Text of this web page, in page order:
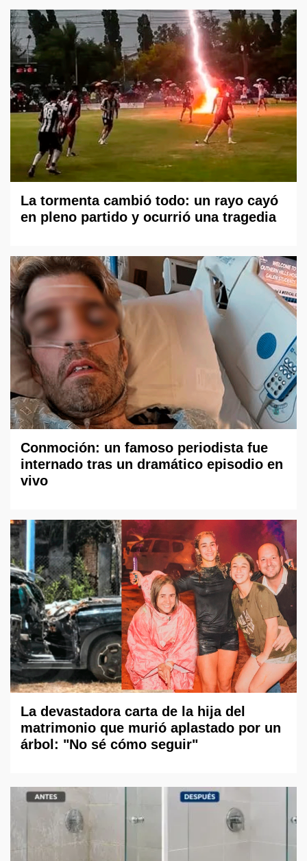
La tormenta cambió todo: un rayo cayó
en pleno partido y ocurrió una tragedia
Conmoción: un famoso periodista fue
internado tras un dramático episodio en
vivo
La devastadora carta de la hija del
matrimonio que murió aplastado por un
árbol: "No sé cómo seguir"